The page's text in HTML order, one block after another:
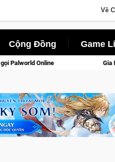
Về
Cộng Đồng Game
Gia Nhập Closed Beta Norse Saga: